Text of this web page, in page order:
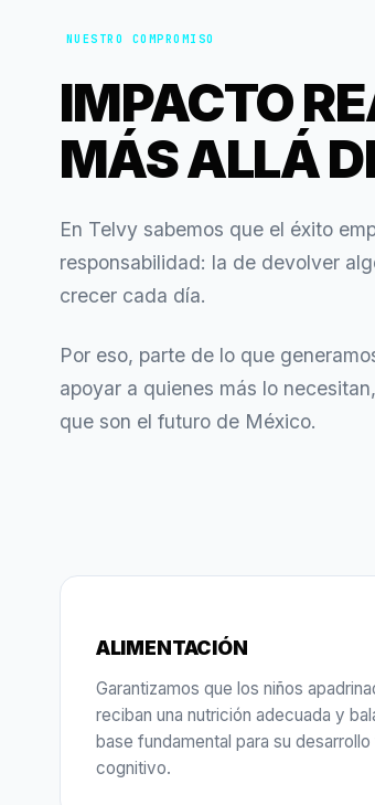
NUESTRO COMPROMISO
IMPACTO
MÁS ALLÁ
En Telvy sabemos que el éxito
responsabilidad: la de devolver
crecer cada día.
Por eso, parte de lo que
apoyar a quienes más lo
que son el futuro de México.
ALIMENTACIÓN
Garantizamos que los niños
reciban una nutrición adecuada y
base fundamental para su
cognitivo.